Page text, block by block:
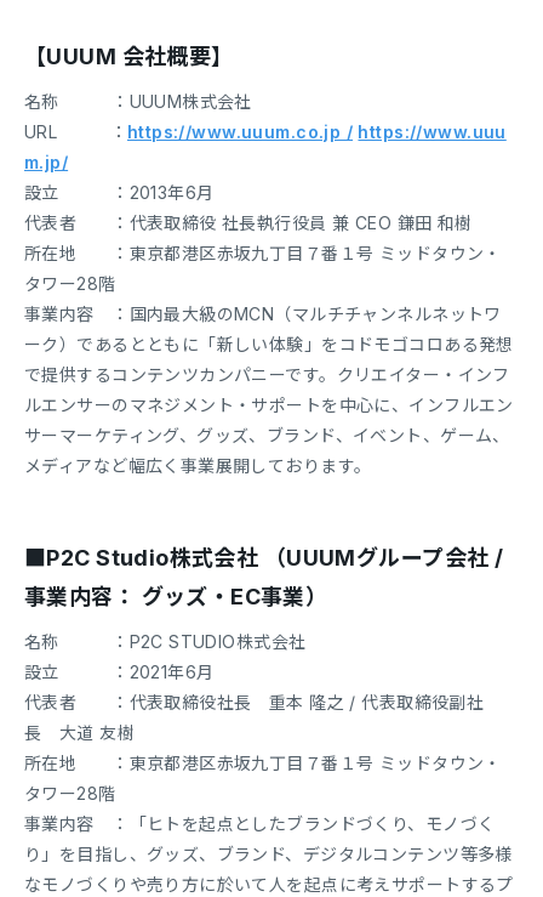
【UUUM 会社概要】
名称 ：UUUM株式会社
URL ： https://www.uuum.co.jp / https://www.uuu
m.jp/
設立 ：2013年6月
代表者 ：代表取締役 社長執行役員 兼 CEO 鎌田 和樹
所在地 ：東京都港区赤坂九丁目７番１号 ミッドタウン・
タワー28階
事業内容 ：国内最大級のMCN（マルチチャンネルネットワ
ーク）であるとともに「新しい体験」をコドモゴコロある発想
で提供するコンテンツカンパニーです。クリエイター・インフ
ルエンサーのマネジメント・サポートを中心に、インフルエン
サーマーケティング、グッズ、ブランド、イベント、ゲーム、
メディアなど幅広く事業展開しております。
■P2C Studio株式会社 （UUUMグループ会社 /
事業内容： グッズ・EC事業）
名称 ：P2C STUDIO株式会社
設立 ：2021年6月
代表者 ：代表取締役社長 重本 隆之 / 代表取締役副社
長 大道 友樹
所在地 ：東京都港区赤坂九丁目７番１号 ミッドタウン・
タワー28階
事業内容 ：「ヒトを起点としたブランドづくり、モノづく
り」を目指し、グッズ、ブランド、デジタルコンテンツ等多様
なモノづくりや売り方に於いて人を起点に考えサポートするプ